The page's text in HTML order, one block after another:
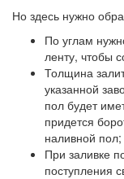
Но здесь нужно
По углам
ленту, чтобы
Толщина
указанной
пол будет
придется
наливной пол;
При заливке
поступления